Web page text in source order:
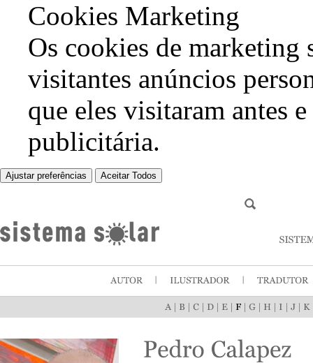
Cookies Marketing
Os cookies de marketing
visitantes anúncios
que eles visitaram antes
publicitária.
Ajustar preferências Aceitar Todos